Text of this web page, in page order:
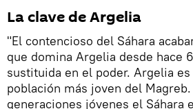
La clave de Argelia
"El contencioso del Sáhara
que domina Argelia desde hace
sustituida en el poder. Argelia
población más joven del
generaciones jóvenes el Sáhara